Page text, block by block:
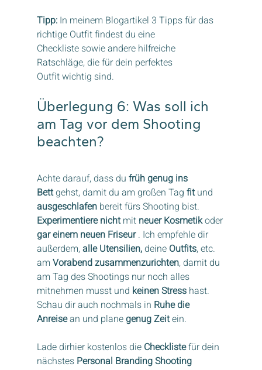
Tipp: In meinem Blogartikel 3 Tipps für das
richtige Outfit findest du eine
Checkliste sowie andere hilfreiche
Ratschläge, die für dein perfektes
Outfit wichtig sind.
Überlegung 6: Was soll ich
am Tag vor dem Shooting
beachten?
Achte darauf, dass du früh genug ins
Bett gehst, damit du am großen Tag fit und
ausgeschlafen bereit fürs Shooting bist.
Experimentiere nicht mit neuer Kosmetik oder
gar einem neuen Friseur . Ich empfehle dir
außerdem, alle Utensilien, deine Outfits, etc.
am Vorabend zusammenzurichten, damit du
am Tag des Shootings nur noch alles
mitnehmen musst und keinen Stress hast.
Schau dir auch nochmals in Ruhe die
Anreise an und plane genug Zeit ein.
Lade dirhier kostenlos die Checkliste für dein
nächstes Personal Branding Shooting